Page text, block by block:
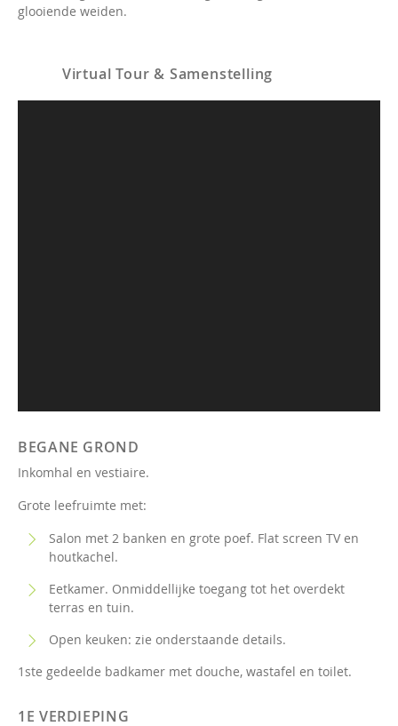
glooiende weiden.
Virtual Tour & Samenstelling
BEGANE GROND
Inkomhal en vestiaire.
Grote leefruimte met:
Salon met 2 banken en grote poef. Flat screen TV en
houtkachel.
Eetkamer. Onmiddellijke toegang tot het overdekt
terras en tuin.
Open keuken: zie onderstaande details.
1ste gedeelde badkamer met douche, wastafel en toilet.
1E VERDIEPING